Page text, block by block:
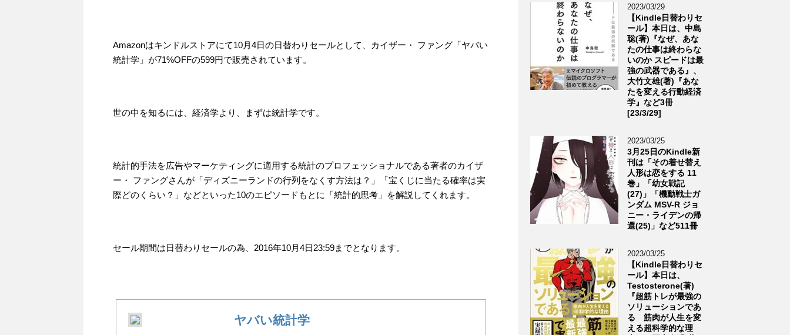
Amazonはキンドルストアにて10月4日の日替わりセールとして、カイザー・ ファング「ヤバい
統計学」が71%OFFの599円で販売されています。
世の中を知るには、経済学より、まずは統計学です。
統計的手法を広告やマーケティングに適用する統計のプロフェッショナルである著者のカイザ
ー・ ファングさんが「ディズニーランドの行列をなくす方法は？」「宝くじに当たる確率は実
際どのくらい？」などといった10のエピソードもとに「統計的思考」を解説してくれます。
セール期間は日替わりセールの為、2016年10月4日23:59までとなります。
ヤバい統計学
2023/03/29
【Kindle日替わりセ
ール】本日は、中島
聡(著)『なぜ、あな
たの仕事は終わらな
いのか スピードは最
強の武器である』、
大竹文雄(著)『あな
たを変える行動経済
学』など3冊
[23/3/29]
2023/03/25
3月25日のKindle新
刊は「その着せ替え
人形は恋をする 11
巻」「幼女戦記
(27)」「機動戦士ガ
ンダム MSV-R ジョ
ニー・ライデンの帰
還(25)」など511冊
2023/03/25
【Kindle日替わりセ
ール】本日は、
Testosterone(著)
『超筋トレが最強の
ソリューションであ
る 筋肉が人生を変
える超科学的な理